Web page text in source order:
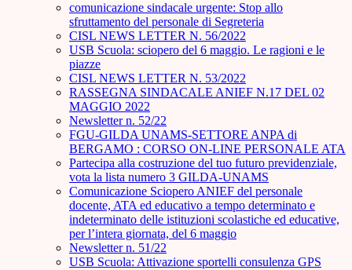
comunicazione sindacale urgente: Stop allo
sfruttamento del personale di Segreteria
CISL NEWS LETTER N. 56/2022
USB Scuola: sciopero del 6 maggio. Le ragioni e le
piazze
CISL NEWS LETTER N. 53/2022
RASSEGNA SINDACALE ANIEF N.17 DEL 02
MAGGIO 2022
Newsletter n. 52/22
FGU-GILDA UNAMS-SETTORE ANPA di
BERGAMO : CORSO ON-LINE PERSONALE ATA
Partecipa alla costruzione del tuo futuro previdenziale,
vota la lista numero 3 GILDA-UNAMS
Comunicazione Sciopero ANIEF del personale
docente, ATA ed educativo a tempo determinato e
indeterminato delle istituzioni scolastiche ed educative,
per l’intera giornata, del 6 maggio
Newsletter n. 51/22
USB Scuola: Attivazione sportelli consulenza GPS